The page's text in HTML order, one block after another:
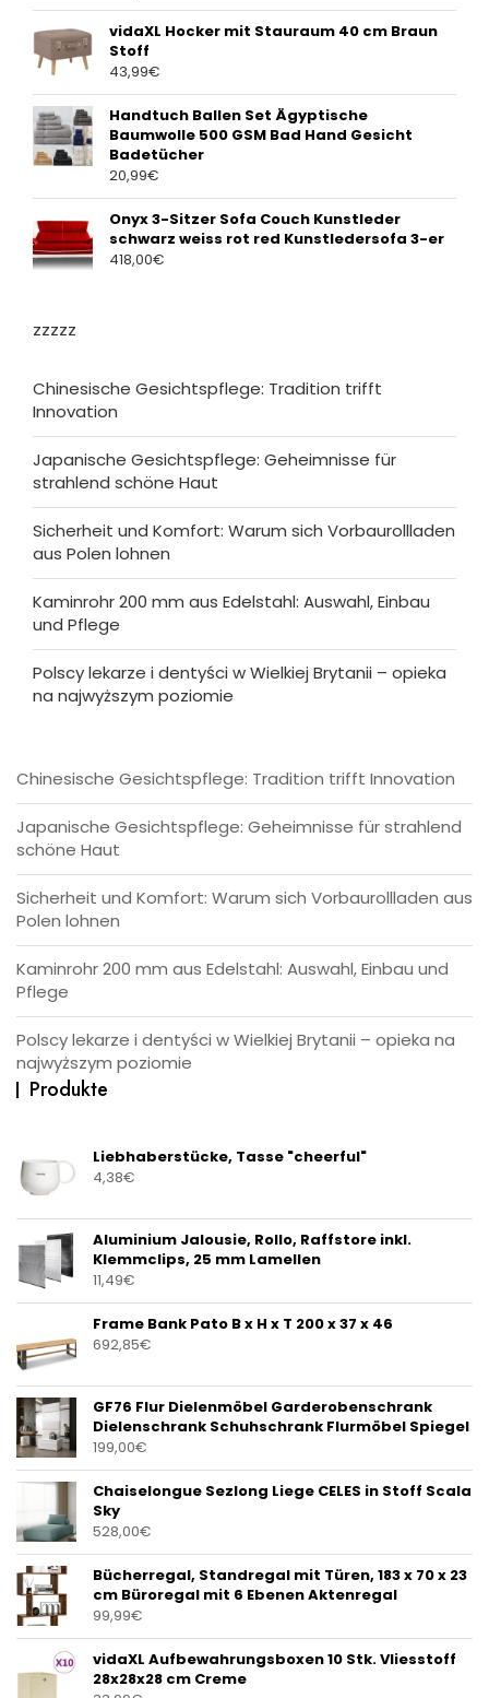
vidaXL Hocker mit Stauraum 40 cm Braun
Stoff
43,99€
Handtuch Ballen Set Ägyptische
Baumwolle 500 GSM Bad Hand Gesicht
Badetücher
20,99€
Onyx 3-Sitzer Sofa Couch Kunstleder
schwarz weiss rot red Kunstledersofa 3-er
418,00€
zzzzz
Chinesische Gesichtspflege: Tradition trifft
Innovation
Japanische Gesichtspflege: Geheimnisse für
strahlend schöne Haut
Sicherheit und Komfort: Warum sich Vorbaurollladen
aus Polen lohnen
Kaminrohr 200 mm aus Edelstahl: Auswahl, Einbau
und Pflege
Polscy lekarze i dentyści w Wielkiej Brytanii – opieka
na najwyższym poziomie
Chinesische Gesichtspflege: Tradition trifft Innovation
Japanische Gesichtspflege: Geheimnisse für strahlend
schöne Haut
Sicherheit und Komfort: Warum sich Vorbaurollladen aus
Polen lohnen
Kaminrohr 200 mm aus Edelstahl: Auswahl, Einbau und
Pflege
Polscy lekarze i dentyści w Wielkiej Brytanii – opieka na
najwyższym poziomie
Produkte
Liebhaberstücke, Tasse "cheerful"
4,38€
Aluminium Jalousie, Rollo, Raffstore inkl.
Klemmclips, 25 mm Lamellen
11,49€
Frame Bank Pato B x H x T 200 x 37 x 46
692,85€
GF76 Flur Dielenmöbel Garderobenschrank
Dielenschrank Schuhschrank Flurmöbel Spiegel
199,00€
Chaiselongue Sezlong Liege CELES in Stoff Scala
Sky
528,00€
Bücherregal, Standregal mit Türen, 183 x 70 x 23
cm Büroregal mit 6 Ebenen Aktenregal
99,99€
vidaXL Aufbewahrungsboxen 10 Stk. Vliesstoff
28x28x28 cm Creme